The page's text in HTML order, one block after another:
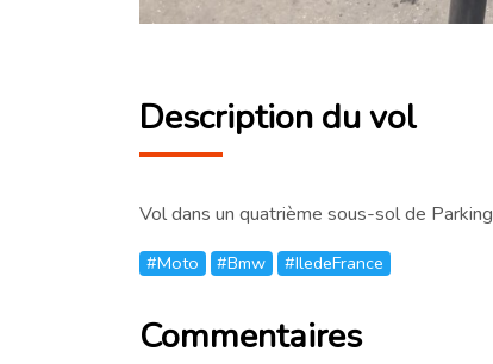
Description du vol
Vol dans un quatrième sous-sol de Parking
#Moto #Bmw #IledeFrance
Commentaires